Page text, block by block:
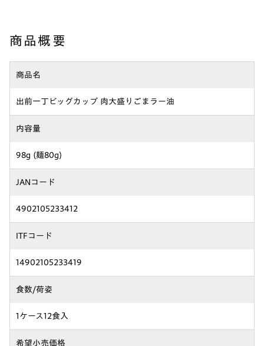
商品概要
商品名
出前一丁ビッグカップ 肉大盛りごまラー油
内容量
98g (麺80g)
JANコード
4902105233412
ITFコード
14902105233419
食数/荷姿
1ケース12食入
希望小売価格